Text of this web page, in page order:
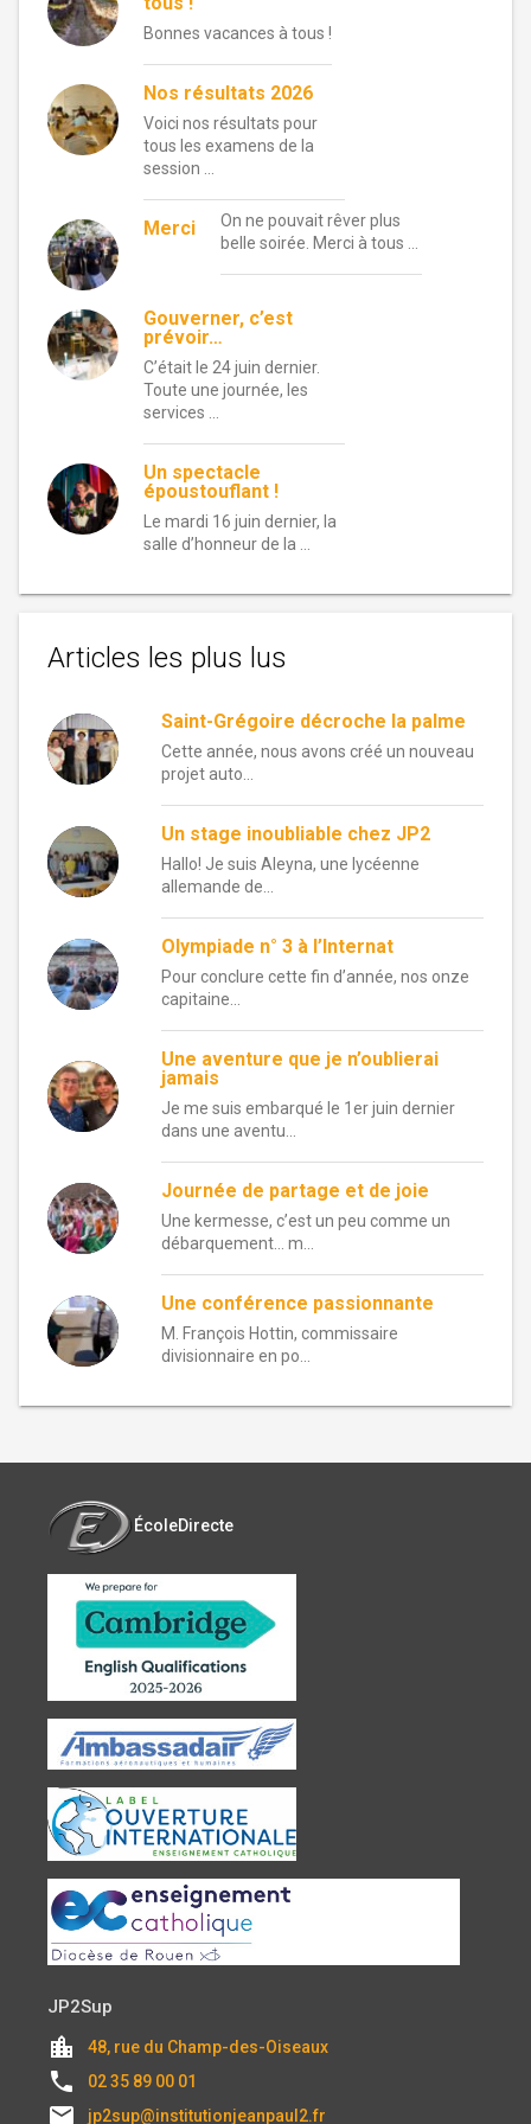
Bonnes vacances à tous !
Nos résultats 2026
Voici nos résultats pour
tous les examens de la
session …
Merci
On ne pouvait rêver plus
belle soirée. Merci à tous …
Gouverner, c’est
prévoir…
C’était le 24 juin dernier.
Toute une journée, les
services …
Un spectacle
époustouflant !
Le mardi 16 juin dernier, la
salle d’honneur de la …
Articles les plus lus
Saint-Grégoire décroche la palme
Cette année, nous avons créé un nouveau
projet auto...
Un stage inoubliable chez JP2
Hallo! Je suis Aleyna, une lycéenne
allemande de...
Olympiade n° 3 à l’Internat
Pour conclure cette fin d’année, nos onze
capitaine...
Une aventure que je n’oublierai
jamais
Je me suis embarqué le 1er juin dernier
dans une aventu...
Journée de partage et de joie
Une kermesse, c’est un peu comme un
débarquement… m...
Une conférence passionnante
M. François Hottin, commissaire
divisionnaire en po...
ÉcoleDirecte
JP2Sup
location_city 48, rue du Champ-des-Oiseaux
local_phone 02 35 89 00 01
email jp2sup@institutionjeanpaul2.fr